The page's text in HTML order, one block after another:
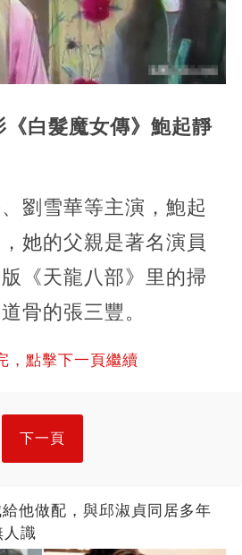
白髮魔女傳》鮑起靜
劉雪華等主演，鮑起
她的父親是著名演員
《天龍八部》里的掃
骨的張三豐。
，點擊下一頁繼續
下一頁
他做配，與邱淑貞同居多年
人識